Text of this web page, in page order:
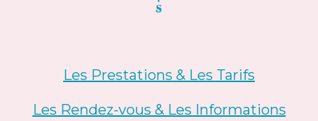
Les Prestations & Les Tarifs
Les Rendez-vous & Les Informations